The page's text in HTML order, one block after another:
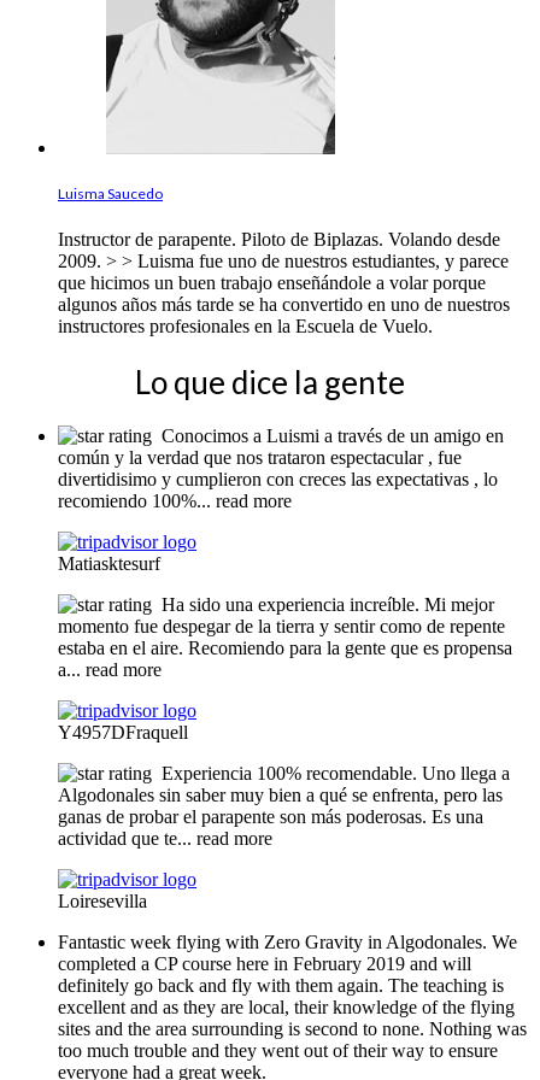
Luisma Saucedo
Instructor de parapente. Piloto de Biplazas. Volando desde
2009. > > Luisma fue uno de nuestros estudiantes, y parece
que hicimos un buen trabajo enseñándole a volar porque
algunos años más tarde se ha convertido en uno de nuestros
instructores profesionales en la Escuela de Vuelo.
Lo que dice la gente
Conocimos a Luismi a través de un amigo en
común y la verdad que nos trataron espectacular , fue
divertidisimo y cumplieron con creces las expectativas , lo
recomiendo 100%... read more
Matiasktesurf
Ha sido una experiencia increíble. Mi mejor
momento fue despegar de la tierra y sentir como de repente
estaba en el aire. Recomiendo para la gente que es propensa
a... read more
Y4957DFraquell
Experiencia 100% recomendable. Uno llega a
Algodonales sin saber muy bien a qué se enfrenta, pero las
ganas de probar el parapente son más poderosas. Es una
actividad que te... read more
Loiresevilla
Fantastic week flying with Zero Gravity in Algodonales. We
completed a CP course here in February 2019 and will
definitely go back and fly with them again. The teaching is
excellent and as they are local, their knowledge of the flying
sites and the area surrounding is second to none. Nothing was
too much trouble and they went out of their way to ensure
everyone had a great week.